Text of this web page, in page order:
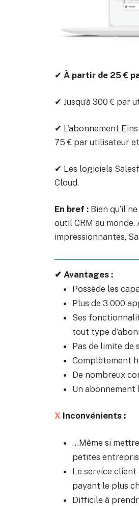
✔ À partir de 25 €
✔ Jusqu’à 300 € par
✔ L’abonnement
75 € par utilisateur
✔ Les logiciels
Cloud.
En bref : Bien qu’il
outil CRM au
impressionnantes,
✔ Avantages :
Possède les
Plus de 3 000
Ses
tout type
Pas de limite de
Complètement
De nombreux
Un
X Inconvénients :
…Même si
petites
Le service client
payant le plus
Difficile à